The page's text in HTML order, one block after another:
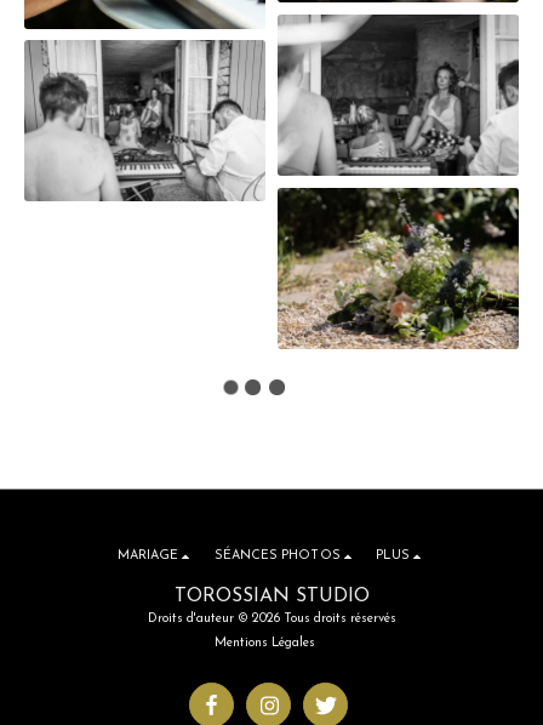
TOROSSIAN STUDIO
Droits d'auteur © 2026 Tous droits réservés
Mentions Légales
MARIAGE SÉANCES PHOTOS PLUS